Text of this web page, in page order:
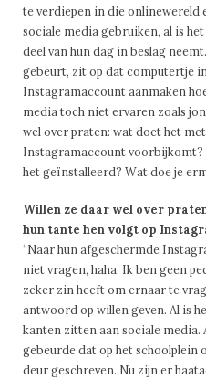
te verdiepen in die onlinewereld
sociale media gebruiken, al is
deel van hun dag in beslag
gebeurt, zit op dat computertje
Instagramaccount aanmaken
media toch niet ervaren zoals
wel over praten: wat doet het
Instagramaccount voorbijkomt?
het geïnstalleerd? Wat doe je
Willen ze daar wel over
hun tante hen volgt op
“Naar hun afgeschermde
niet vragen, haha. Ik ben geen
zeker zin heeft om ernaar te
antwoord op willen geven. Al is
kanten zitten aan sociale media.
gebeurde dat op het schoolplein
deur geschreven. Nu zijn er